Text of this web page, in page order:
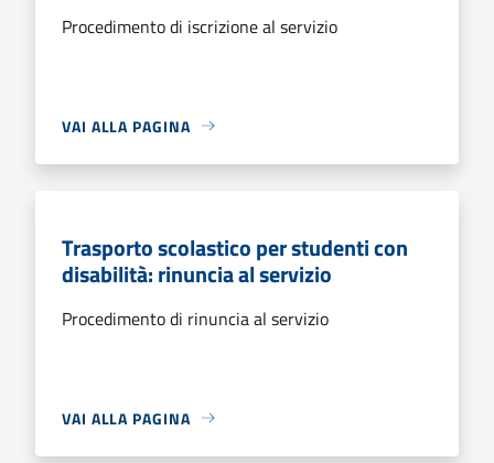
Procedimento di iscrizione al servizio
VAI ALLA PAGINA
Trasporto scolastico per studenti con
disabilità: rinuncia al servizio
Procedimento di rinuncia al servizio
VAI ALLA PAGINA